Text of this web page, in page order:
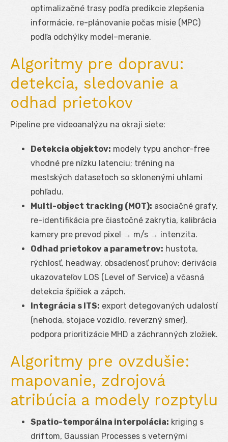
optimalizačné trasy podľa predikcie zlepšenia
informácie, re-plánovanie počas misie (MPC)
podľa odchýlky model–meranie.
Algoritmy pre dopravu:
detekcia, sledovanie a
odhad prietokov
Pipeline pre videoanalýzu na okraji siete:
Detekcia objektov: modely typu anchor-free
vhodné pre nízku latenciu; tréning na
mestských datasetoch so sklonenými uhlami
pohľadu.
Multi-object tracking (MOT): asociačné grafy,
re-identifikácia pre čiastočné zakrytia, kalibrácia
kamery pre prevod pixel → m/s → intenzita.
Odhad prietokov a parametrov: hustota,
rýchlosť, headway, obsadenosť pruhov; derivácia
ukazovateľov LOS (Level of Service) a včasná
detekcia špičiek a zápch.
Integrácia s ITS: export detegovaných udalostí
(nehoda, stojace vozidlo, reverzný smer),
podpora prioritizácie MHD a záchranných zložiek.
Algoritmy pre ovzdušie:
mapovanie, zdrojová
atribúcia a modely rozptylu
Spatio-temporálna interpolácia: kriging s
driftom, Gaussian Processes s veternými